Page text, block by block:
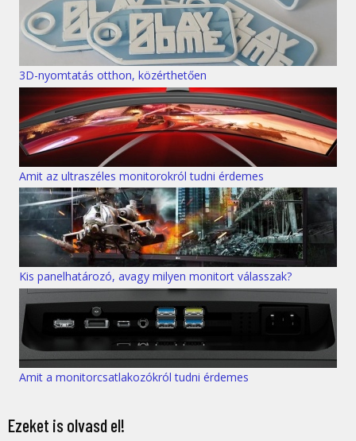
3D-nyomtatás otthon, közérthetően
Amit az ultraszéles monitorokról tudni érdemes
Kis panelhatározó, avagy milyen monitort válasszak?
Amit a monitorcsatlakozókról tudni érdemes
Ezeket is olvasd el!